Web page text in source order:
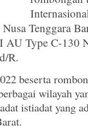
Tenggara
AU Type C-130
R.
beserta
wilayah
istiadat yang